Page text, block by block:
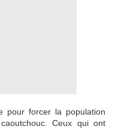
pour forcer la population
Ceux qui ont